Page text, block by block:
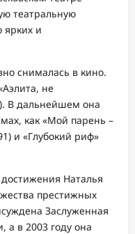
театральную
ярких и
снималась в кино.
не
В дальнейшем она
как «Мой парень –
и «Глубокий риф»
Наталья
престижных
Заслуженная
а в 2003 году она